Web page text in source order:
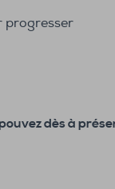
progresser
dès à